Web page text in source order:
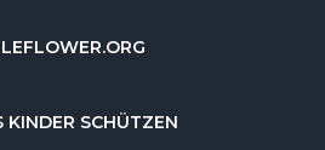
KINDER SCHÜTZEN